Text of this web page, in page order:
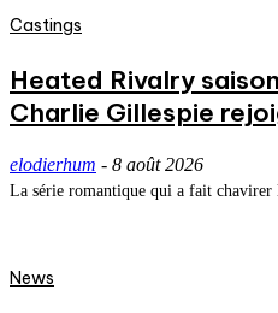
Castings
Heated Rivalry
Charlie Gillespie
elodierhum - 8 août 2026
La série romantique qui a fait chavirer
News